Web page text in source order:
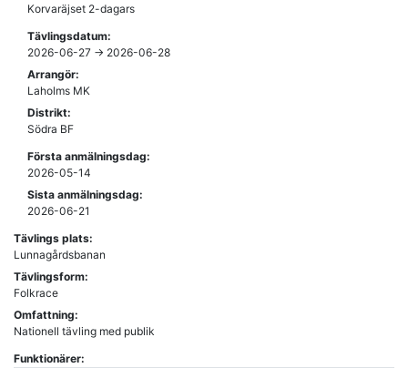
Korvaräjset 2-dagars
Tävlingsdatum:
2026-06-27 -> 2026-06-28
Arrangör:
Laholms MK
Distrikt:
Södra BF
Första anmälningsdag:
2026-05-14
Sista anmälningsdag:
2026-06-21
Tävlings plats:
Lunnagårdsbanan
Tävlingsform:
Folkrace
Omfattning:
Nationell tävling med publik
Funktionärer: